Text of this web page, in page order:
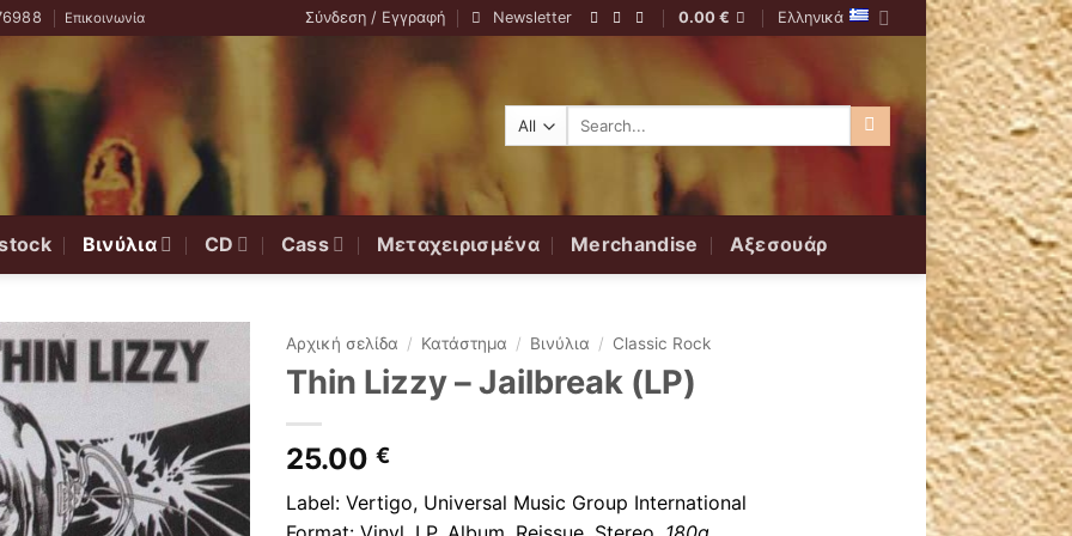
Επικοινωνία Σύνδεση / Εγγραφή Newsletter 0.00 € Ελληνικά
Αναζήτηση
Βινύλια CD Cass Μεταχειρισμένα Merchandise Αξεσουάρ
Αρχική σελίδα / Κατάστημα / Βινύλια / Classic Rock
Thin Lizzy ‎– Jailbreak (LP)
25.00 €
Label: Vertigo, Universal Music Group International